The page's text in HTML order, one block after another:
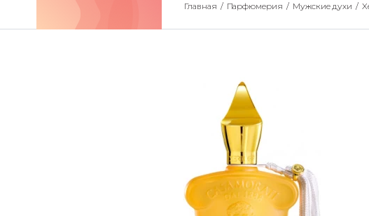
Главная Парфюмерия Мужские духи